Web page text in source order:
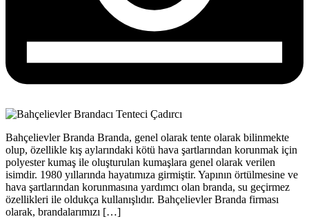
Bahçelievler Branda Branda, genel olarak tente olarak bilinmekte
olup, özellikle kış aylarındaki kötü hava şartlarından korunmak için
polyester kumaş ile oluşturulan kumaşlara genel olarak verilen
isimdir. 1980 yıllarında hayatımıza girmiştir. Yapının örtülmesine ve
hava şartlarından korunmasına yardımcı olan branda, su geçirmez
özellikleri ile oldukça kullanışlıdır. Bahçelievler Branda firması
olarak, brandalarımızı […]